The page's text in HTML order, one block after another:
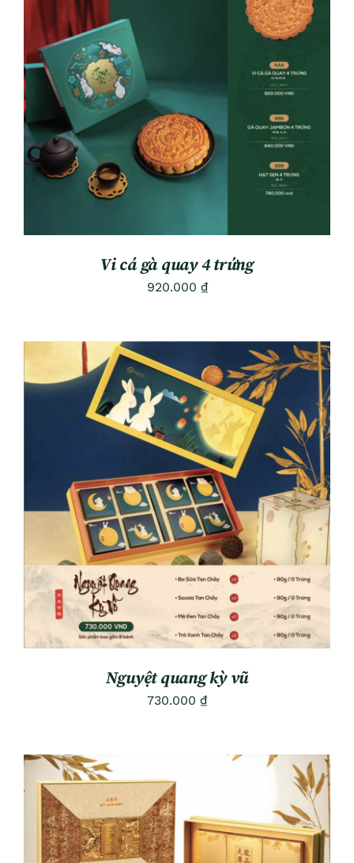
ADD TO CART
DETAILS
Vi cá gà quay 4 trứng
920.000 ₫
ADD TO CART
/
DETAILS
Nguyệt quang kỳ vũ
730.000 ₫